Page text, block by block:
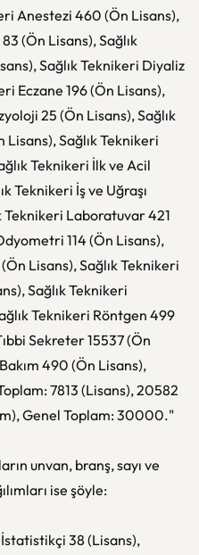
Anestezi 460 (Ön Lisans),
(Ön Lisans), Sağlık
Sağlık Teknikeri Diyaliz
Eczane 196 (Ön Lisans),
25 (Ön Lisans), Sağlık
Sağlık Teknikeri
Teknikeri İlk ve Acil
Teknikeri İş ve Uğraşı
Teknikeri Laboratuvar 421
114 (Ön Lisans),
Lisans), Sağlık Teknikeri
Sağlık Teknikeri
Teknikeri Röntgen 499
Sekreter 15537 (Ön
490 (Ön Lisans),
7813 (Lisans), 20582
Genel Toplam: 30000."
unvan, branş, sayı ve
ise şöyle:
38 (Lisans),